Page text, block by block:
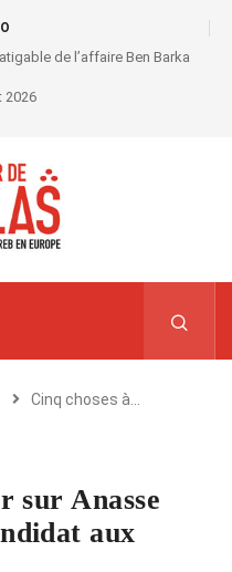
de l’affaire Ben Barka
2026
Cinq choses à…
sur Anasse
aux